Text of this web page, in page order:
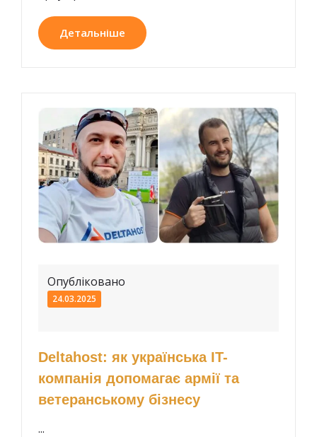
Детальніше
Опубліковано
24.03.2025
Deltahost: як українська IT-
компанія допомагає армії та
ветеранському бізнесу
...